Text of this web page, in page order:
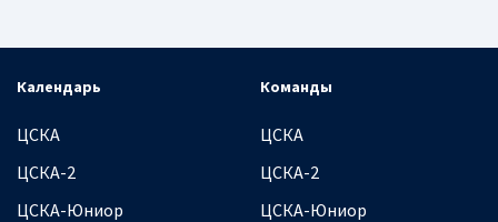
Календарь
ЦСКА
ЦСКА-2
ЦСКА-Юниор
Команды
ЦСКА
ЦСКА-2
ЦСКА-Юниор